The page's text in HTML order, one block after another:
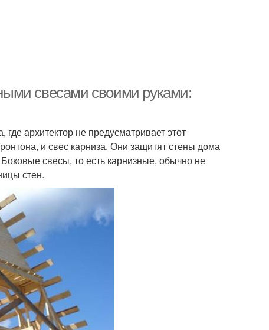
свесами своими руками:
архитектор не предусматривает этот
и свес карниза. Они защитят стены дома
свесы, то есть карнизные, обычно не
стен.